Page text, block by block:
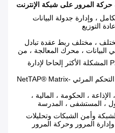
حركة المرور على شبكة الإنترنت
، وإدارة جدولة البيانات
التوزيع
، مختلف ربط عقدة تبادل
البيانات ، محرك المعالجة ، من
أصبحت إدارة الأمن P2P المشكلة الأكثر إلحاحا لإدارة
دعم الوصول إلى نظام التحكم المرئي NetTAP® Matrix-
، الحكومة ، المالية ،
، المستشفى ، المدرسة
وأمن الشبكات وتحليلات
المرور وحركة المرور